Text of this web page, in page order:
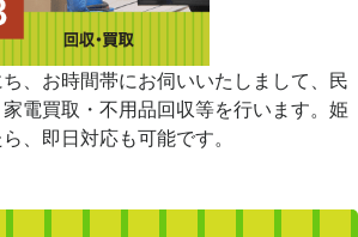
、お時間帯にお伺いいたしまして、民
電買取・不用品回収等を行います。姫
、即日対応も可能です。